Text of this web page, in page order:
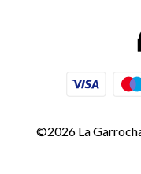
©2026 La